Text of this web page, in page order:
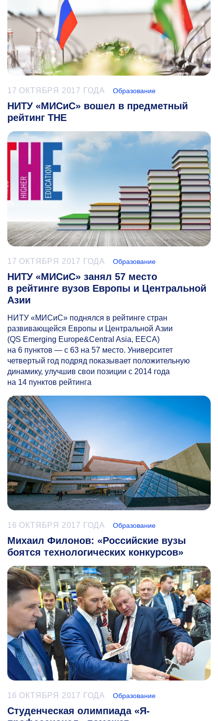
17 ОКТЯБРЯ 2017 ГОДА Образование
НИТУ «МИСиС» вошел в предметный
рейтинг THE
17 ОКТЯБРЯ 2017 ГОДА Образование
НИТУ «МИСиС» занял 57 место
в рейтинге вузов Европы и Центральной
Азии
НИТУ «МИСиС» поднялся в рейтинге стран
развивающейся Европы и Центральной Азии
(QS Emerging Europe&Central Asia, EECA)
на 6 пунктов — с 63 на 57 место. Университет
четвертый год подряд показывает положительную
динамику, улучшив свои позиции с 2014 года
на 14 пунктов рейтинга
16 ОКТЯБРЯ 2017 ГОДА Образование
Михаил Филонов: «Российские вузы
боятся технологических конкурсов»
16 ОКТЯБРЯ 2017 ГОДА Образование
Студенческая олимпиада «Я-